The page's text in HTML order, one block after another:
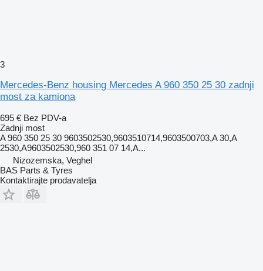
3
Mercedes-Benz housing Mercedes A 960 350 25 30 zadnji
most za kamiona
695 € Bez PDV-a
Zadnji most
A 960 350 25 30 9603502530,9603510714,9603500703,A 30,A
2530,A9603502530,960 351 07 14,A...
Nizozemska, Veghel
BAS Parts & Tyres
Kontaktirajte prodavatelja